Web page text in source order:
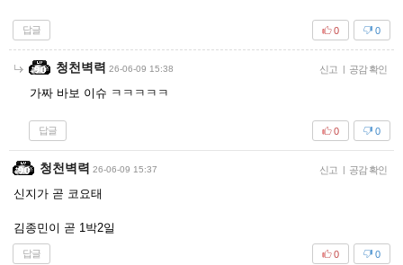
답글 0
0
청천벽력 26-06-09 15:38 신고 | 공감 확인
가짜 바보 이슈 ㅋㅋㅋㅋㅋ
답글 0
0
청천벽력 26-06-09 15:37 신고 | 공감 확인
신지가 곧 코요태
김종민이 곧 1박2일
답글 0
0